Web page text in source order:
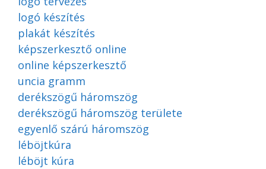
logó készítés
plakát készítés
képszerkesztő online
online képszerkesztő
uncia gramm
derékszögű háromszög
derékszögű háromszög területe
egyenlő szárú háromszög
léböjtkúra
léböjt kúra